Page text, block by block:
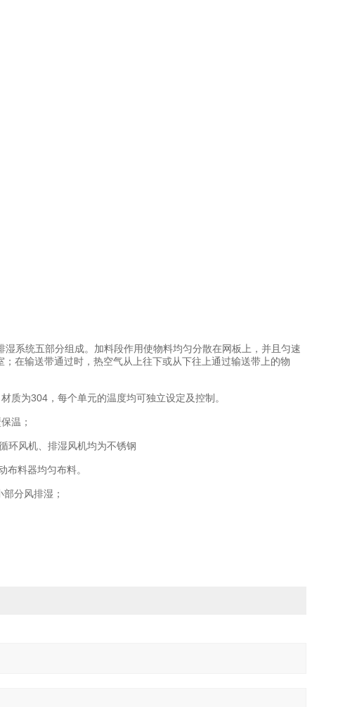
统五部分组成。加料段作用使物料均匀分散在网板上，并且匀速
在输送带通过时，热空气从上往下或从下往上通过输送带上的物
为304，每个单元的温度均可独立设定及控制。
温；
风机、排湿风机均为不锈钢
料器均匀布料。
分风排湿；